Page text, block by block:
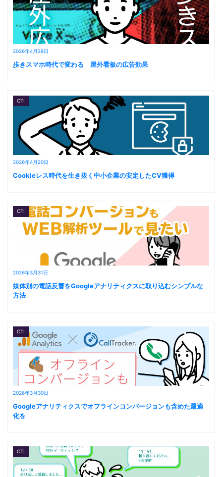
2026年4月28日
歩きスマホ時代で変わる 屋外看板の広告効果
2026年4月20日
CTI
Cookieレス時代を生き抜く中小企業の安定したCV獲得
2026年3月31日
CTI
媒体別の電話反響をGoogleアナリティクスに取り込むシンプルな
方法
2026年3月30日
CTI
Googleアナリティクスでオフラインコンバージョンも含めた最適
化を
CTI